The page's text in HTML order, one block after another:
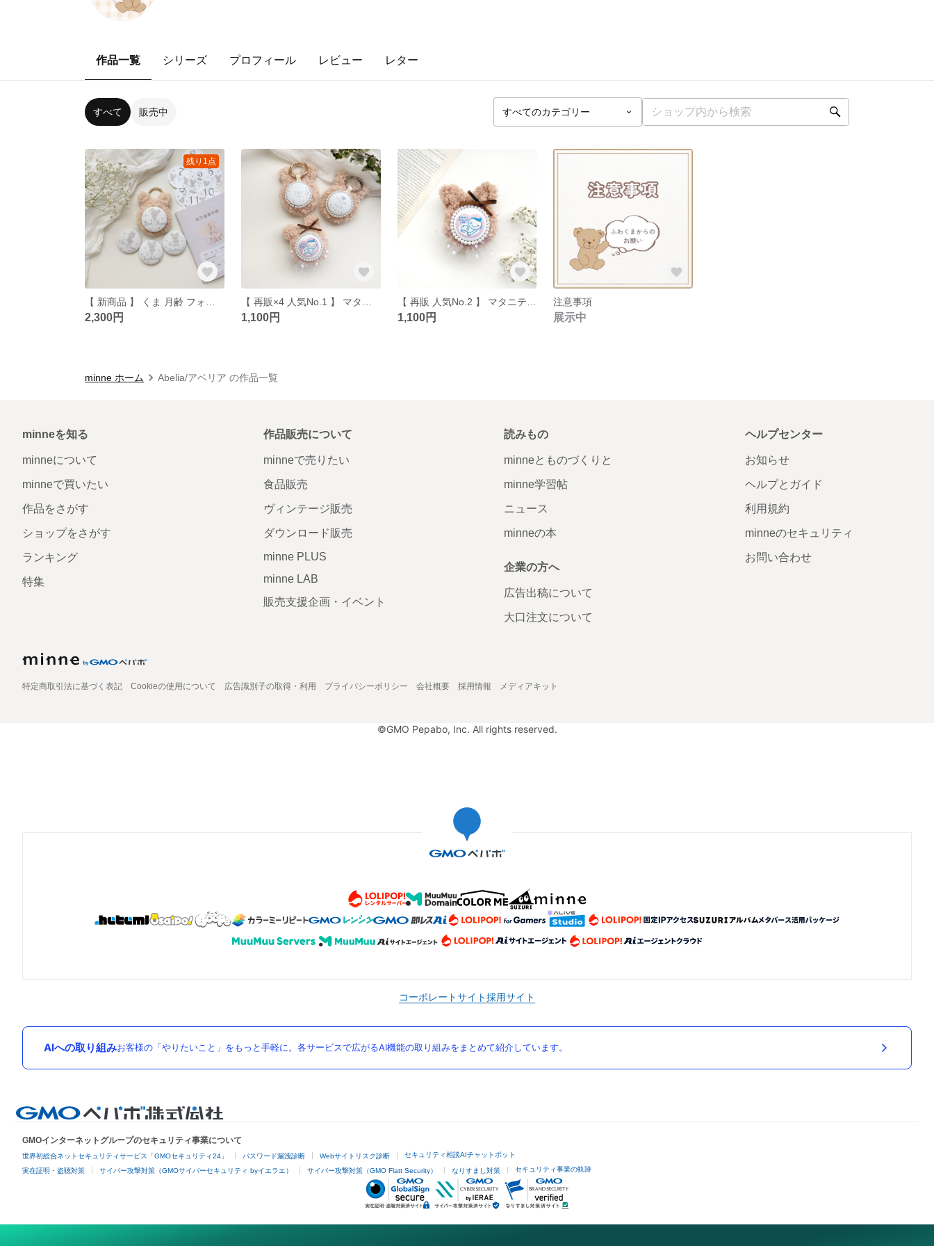
作品一覧 シリーズ プロフィール レビュー レター
すべて 販売中
残り1点
2,300円 1,100円 1,100円
注意事項
展示中
minne ホーム Abelia/アベリア の作品一覧
minneを知る
minneについて
minneで買いたい
作品をさがす
ショップをさがす
ランキング
特集
作品販売について
minneで売りたい
食品販売
ヴィンテージ販売
ダウンロード販売
minne PLUS
minne LAB
販売支援企画・イベント
読みもの
minneとものづくりと
minne学習帖
ニュース
minneの本
企業の方へ
広告出稿について
大口注文について
ヘルプセンター
お知らせ
ヘルプとガイド
利用規約
minneのセキュリティ
お問い合わせ
特定商取引法に基づく表記 Cookieの使用について 広告識別子の取得・利用 プライバシーポリシー 会社概要 採用情報 メディアキット
©GMO Pepabo, Inc. All rights reserved.
コーポレートサイト採用サイト
AIへの取り組みお客様の「やりたいこと」をもっと手軽に。各サービスで広がるAI機能の取り組みをまとめて紹介しています。
GMOインターネットグループのセキュリティ事業について
世界初総合ネットセキュリティサービス「GMOセキュリティ24」 パスワード漏洩診断 Webサイトリスク診断 セキュリティ相談AIチャットボット
実在証明・盗聴対策 サイバー攻撃対策（GMOサイバーセキュリティ byイエラエ） サイバー攻撃対策（GMO Flatt Security） なりすまし対策 セキュリティ事業の軌跡